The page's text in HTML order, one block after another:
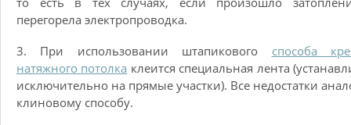
перегорела электропроводка.
3. При использовании штапикового способа
натяжного потолка клеится специальная лента
исключительно на прямые участки). Все недостатки
клиновому способу.